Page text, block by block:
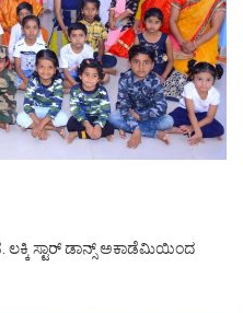
ಸ್ಟಾರ್ ಡಾನ್ಸ್ ಅಕಾಡೆಮಿಯಿಂದ